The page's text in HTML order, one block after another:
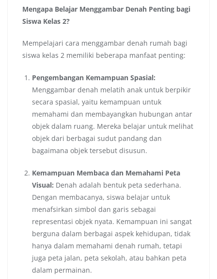
Mengapa Belajar Menggambar Denah Penting bagi
Siswa Kelas 2?
Mempelajari cara menggambar denah rumah bagi
siswa kelas 2 memiliki beberapa manfaat penting:
Pengembangan Kemampuan Spasial:
Menggambar denah melatih anak untuk berpikir
secara spasial, yaitu kemampuan untuk
memahami dan membayangkan hubungan antar
objek dalam ruang. Mereka belajar untuk melihat
objek dari berbagai sudut pandang dan
bagaimana objek tersebut disusun.
Kemampuan Membaca dan Memahami Peta
Visual: Denah adalah bentuk peta sederhana.
Dengan membacanya, siswa belajar untuk
menafsirkan simbol dan garis sebagai
representasi objek nyata. Kemampuan ini sangat
berguna dalam berbagai aspek kehidupan, tidak
hanya dalam memahami denah rumah, tetapi
juga peta jalan, peta sekolah, atau bahkan peta
dalam permainan.